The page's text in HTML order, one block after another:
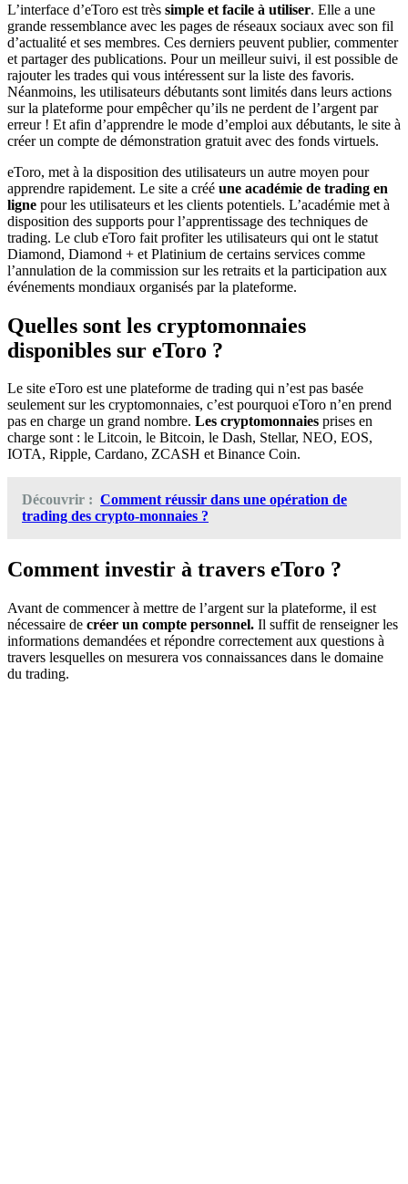
L’interface d’eToro est très simple et facile à utiliser. Elle a une
grande ressemblance avec les pages de réseaux sociaux avec son fil
d’actualité et ses membres. Ces derniers peuvent publier, commenter
et partager des publications. Pour un meilleur suivi, il est possible de
rajouter les trades qui vous intéressent sur la liste des favoris.
Néanmoins, les utilisateurs débutants sont limités dans leurs actions
sur la plateforme pour empêcher qu’ils ne perdent de l’argent par
erreur ! Et afin d’apprendre le mode d’emploi aux débutants, le site à
créer un compte de démonstration gratuit avec des fonds virtuels.
eToro, met à la disposition des utilisateurs un autre moyen pour
apprendre rapidement. Le site a créé une académie de trading en
ligne pour les utilisateurs et les clients potentiels. L’académie met à
disposition des supports pour l’apprentissage des techniques de
trading. Le club eToro fait profiter les utilisateurs qui ont le statut
Diamond, Diamond + et Platinium de certains services comme
l’annulation de la commission sur les retraits et la participation aux
événements mondiaux organisés par la plateforme.
Quelles sont les cryptomonnaies
disponibles sur eToro ?
Le site eToro est une plateforme de trading qui n’est pas basée
seulement sur les cryptomonnaies, c’est pourquoi eToro n’en prend
pas en charge un grand nombre. Les cryptomonnaies prises en
charge sont : le Litcoin, le Bitcoin, le Dash, Stellar, NEO, EOS,
IOTA, Ripple, Cardano, ZCASH et Binance Coin.
Découvrir : Comment réussir dans une opération de
trading des crypto-monnaies ?
Comment investir à travers eToro ?
Avant de commencer à mettre de l’argent sur la plateforme, il est
nécessaire de créer un compte personnel. Il suffit de renseigner les
informations demandées et répondre correctement aux questions à
travers lesquelles on mesurera vos connaissances dans le domaine
du trading.